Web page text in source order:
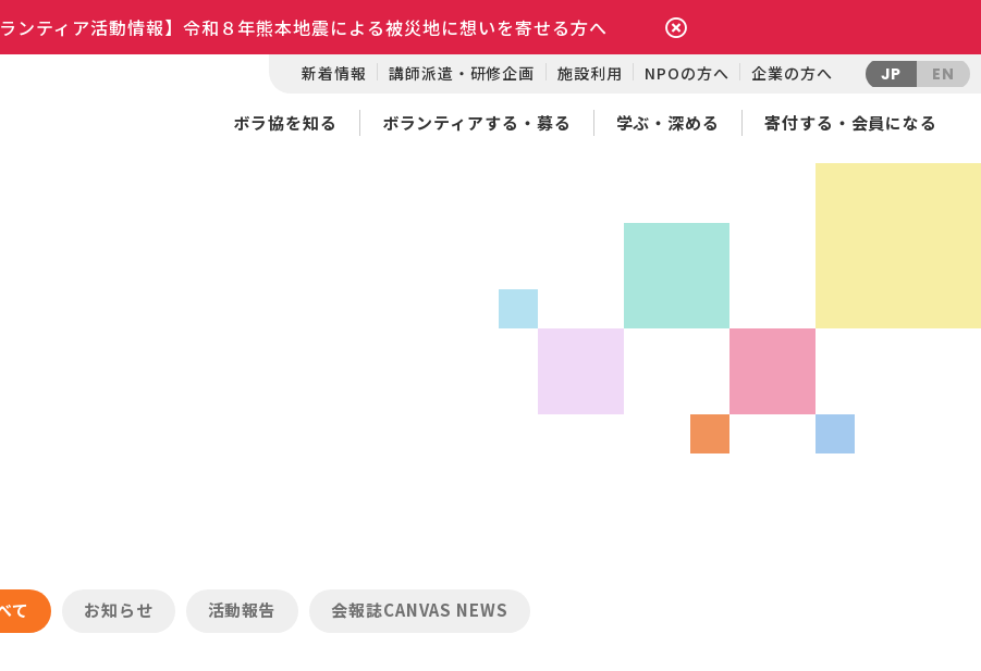
ンティア活動情報】令和８年熊本地震による被災地に想いを寄せる方へ
新着情報 講師派遣・研修企画 施設利用 NPOの方へ 企業の方へ JP EN
ボラ協を知る ボランティアする・募る 学ぶ・深める 寄付する・会員になる
て お知らせ 活動報告 会報誌CANVAS NEWS